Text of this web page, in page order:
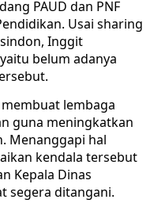
PAUD dan PNF
Usai sharing
Inggit
belum adanya
lembaga
guna meningkatkan
Menanggapi hal
kendala tersebut
Kepala Dinas
segera ditangani.